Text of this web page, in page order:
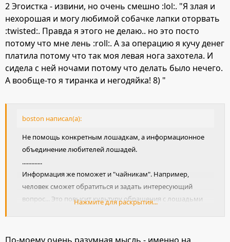
2 Эгоистка - извини, но очень смешно :lol:. "Я злая и
нехорошая и могу любимой собачке лапки оторвать
:twisted:. Правда я этого не делаю.. но это посто
потому что мне лень :roll:. А за операцию я кучу денег
платила потому что так моя левая нога захотела. И
сидела с ней ночами потому что делать было нечего.
А вообще-то я тиранка и негодяйка! 8) "
boston написал(а):
Не помощь конкретным лошадкам, а информационное
объединение любителей лошадей.
.............
Информация же поможет и "чайникам". Например,
человек сможет обратиться и задать интересующий
вопрос... Это повысит культуру обращения с лошадьми
Нажмите для раскрытия...